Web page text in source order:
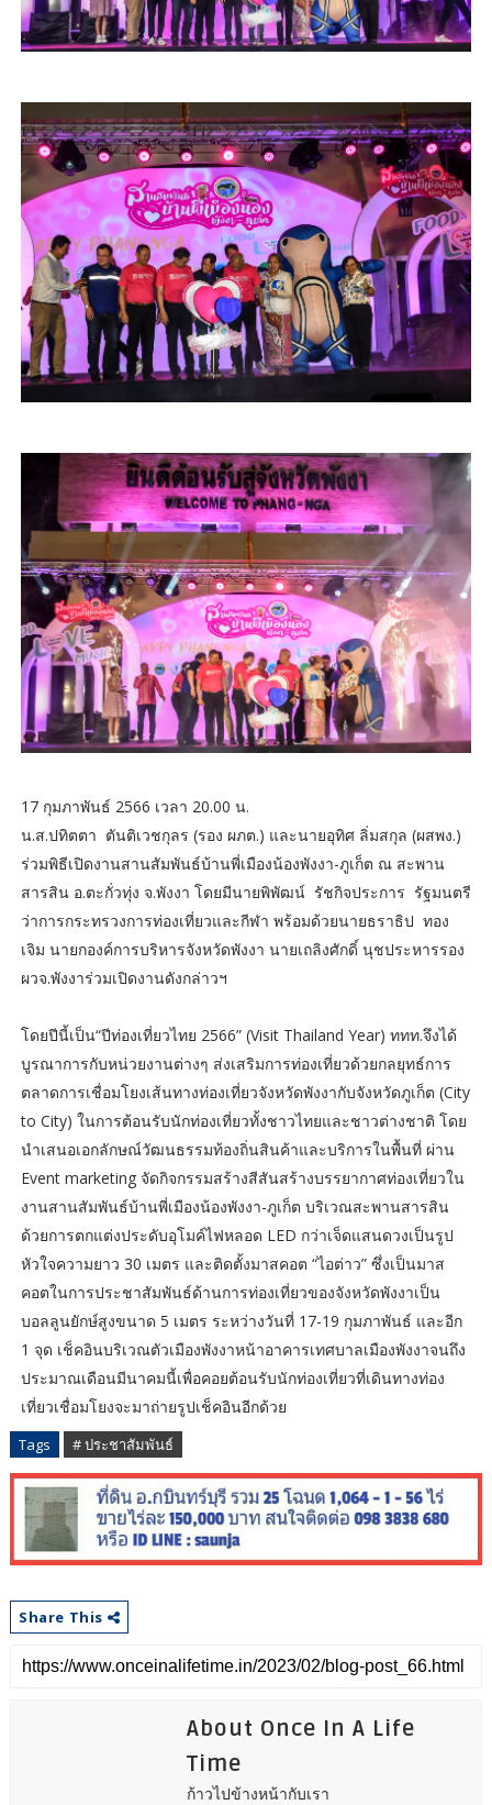
17 กุมภาพันธ์ 2566 เวลา 20.00 น.
น.ส.ปทิตตา ตันติเวชกุลร (รอง ผภต.) และนายอุทิศ ลิ่มสกุล (ผสพง.)
ร่วมพิธีเปิดงานสานสัมพันธ์บ้านพี่เมืองน้องพังงา-ภูเก็ต ณ สะพาน
สารสิน อ.ตะกั่วทุ่ง จ.พังงา โดยมีนายพิพัฒน์ รัชกิจประการ รัฐมนตรี
ว่าการกระทรวงการท่องเที่ยวและกีฬา พร้อมด้วยนายธราธิป ทอง
เจิม นายกองค์การบริหารจังหวัดพังงา นายเถลิงศักดิ์ นุชประหารรอง
ผวจ.พังงาร่วมเปิดงานดังกล่าวฯ
โดยปีนี้เป็น“ปีท่องเที่ยวไทย 2566” (Visit Thailand Year) ททท.จึงได้
บูรณาการกับหน่วยงานต่างๆ ส่งเสริมการท่องเที่ยวด้วยกลยุทธ์การ
ตลาดการเชื่อมโยงเส้นทางท่องเที่ยวจังหวัดพังงากับจังหวัดภูเก็ต (City
to City) ในการต้อนรับนักท่องเที่ยวทั้งชาวไทยและชาวต่างชาติ โดย
นำเสนอเอกลักษณ์วัฒนธรรมท้องถิ่นสินค้าและบริการในพื้นที่ ผ่าน
Event marketing จัดกิจกรรมสร้างสีสันสร้างบรรยากาศท่องเที่ยวใน
งานสานสัมพันธ์บ้านพี่เมืองน้องพังงา-ภูเก็ต บริเวณสะพานสารสิน
ด้วยการตกแต่งประดับอุโมค์ไฟหลอด LED กว่าเจ็ดแสนดวงเป็นรูป
หัวใจความยาว 30 เมตร และติดตั้งมาสคอต “ไอต่าว” ซึ่งเป็นมาส
คอตในการประชาสัมพันธ์ด้านการท่องเที่ยวของจังหวัดพังงาเป็น
บอลลูนยักษ์สูงขนาด 5 เมตร ระหว่างวันที่ 17-19 กุมภาพันธ์ และอีก
1 จุด เช็คอินบริเวณตัวเมืองพังงาหน้าอาคารเทศบาลเมืองพังงาจนถึง
ประมาณเดือนมีนาคมนี้เพื่อคอยต้อนรับนักท่องเที่ยวที่เดินทางท่อง
เที่ยวเชื่อมโยงจะมาถ่ายรูปเช็คอินอีกด้วย
Tags # ประชาสัมพันธ์
Share This
About Once In A Life
Time
ก้าวไปข้างหน้ากับเรา